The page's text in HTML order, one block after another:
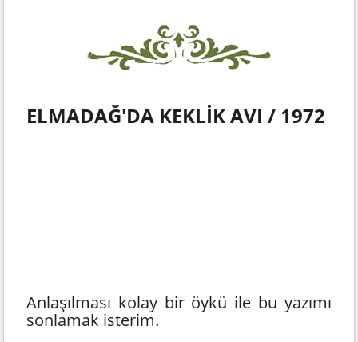
ELMADAĞ'DA KEKLİK AVI / 1972
Anlaşılması kolay bir öykü ile bu yazımı
sonlamak isterim.